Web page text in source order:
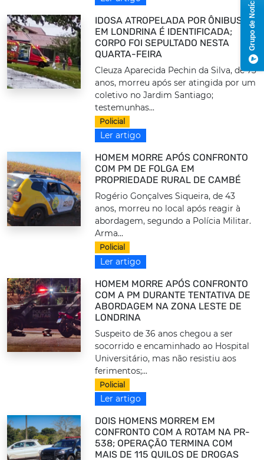
IDOSA ATROPELADA POR ÔNIBUS
EM LONDRINA É IDENTIFICADA;
CORPO FOI SEPULTADO NESTA
QUARTA-FEIRA
Cleuza Aparecida Pechin da Silva, de 73
anos, morreu após ser atingida por um
coletivo no Jardim Santiago;
testemunhas...
Policial
Ler artigo
HOMEM MORRE APÓS CONFRONTO
COM PM DE FOLGA EM
PROPRIEDADE RURAL DE CAMBÉ
Rogério Gonçalves Siqueira, de 43
anos, morreu no local após reagir à
abordagem, segundo a Polícia Militar.
Arma...
Policial
Ler artigo
HOMEM MORRE APÓS CONFRONTO
COM A PM DURANTE TENTATIVA DE
ABORDAGEM NA ZONA LESTE DE
LONDRINA
Suspeito de 36 anos chegou a ser
socorrido e encaminhado ao Hospital
Universitário, mas não resistiu aos
ferimentos;...
Policial
Ler artigo
DOIS HOMENS MORREM EM
CONFRONTO COM A ROTAM NA PR-
538; OPERAÇÃO TERMINA COM
MAIS DE 115 QUILOS DE DROGAS
Grupo de Notícias